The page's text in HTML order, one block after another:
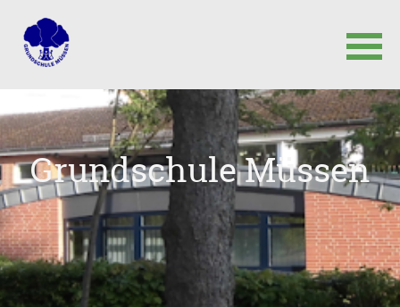
überspringen
Grundschule Müssen